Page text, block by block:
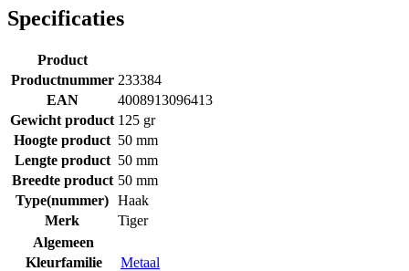
Specificaties
Product
Productnummer 233384
EAN
4008913096413
Gewicht product 125 gr
Hoogte product 50 mm
Lengte product 50 mm
Breedte product 50 mm
Type(nummer) Haak
Merk
Tiger
Algemeen
Kleurfamilie
Metaal